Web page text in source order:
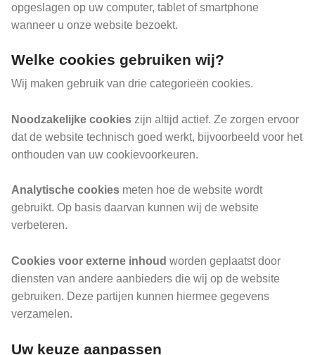
opgeslagen op uw computer, tablet of smartphone
wanneer u onze website bezoekt.
Welke cookies gebruiken wij?
Wij maken gebruik van drie categorieën cookies.
Noodzakelijke cookies zijn altijd actief. Ze zorgen ervoor
dat de website technisch goed werkt, bijvoorbeeld voor het
onthouden van uw cookievoorkeuren.
Analytische cookies meten hoe de website wordt
gebruikt. Op basis daarvan kunnen wij de website
verbeteren.
Cookies voor externe inhoud worden geplaatst door
diensten van andere aanbieders die wij op de website
gebruiken. Deze partijen kunnen hiermee gegevens
verzamelen.
Uw keuze aanpassen